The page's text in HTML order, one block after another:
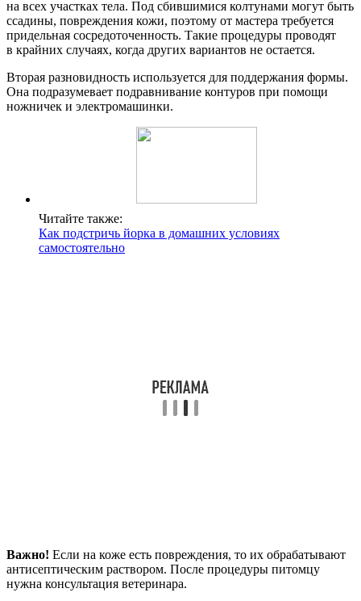
на всех участках тела. Под сбившимися колтунами могут быть
ссадины, повреждения кожи, поэтому от мастера требуется
придельная сосредоточенность. Такие процедуры проводят
в крайних случаях, когда других вариантов не остается.
Вторая разновидность используется для поддержания формы.
Она подразумевает подравнивание контуров при помощи
ножничек и электромашинки.
Читайте также:
Как подстричь йорка в домашних условиях
самостоятельно
Важно! Если на коже есть повреждения, то их обрабатывают
антисептическим раствором. После процедуры питомцу
нужна консультация ветеринара.